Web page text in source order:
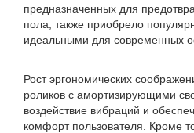
предназначенных для
пола, также приобрело
идеальными для современных
Рост эргономических
роликов с амортизирующими
воздействие вибраций и
комфорт пользователя. Кроме